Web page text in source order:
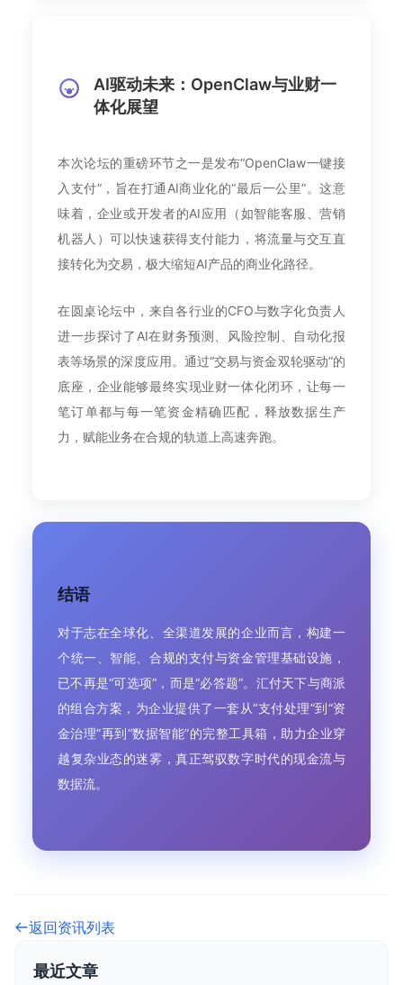
AI驱动未来：OpenClaw与业财一
体化展望
本次论坛的重磅环节之一是发布“OpenClaw一键接
入支付”，旨在打通AI商业化的“最后一公里”。这意
味着，企业或开发者的AI应用（如智能客服、营销
机器人）可以快速获得支付能力，将流量与交互直
接转化为交易，极大缩短AI产品的商业化路径。
在圆桌论坛中，来自各行业的CFO与数字化负责人
进一步探讨了AI在财务预测、风险控制、自动化报
表等场景的深度应用。通过“交易与资金双轮驱动”的
底座，企业能够最终实现业财一体化闭环，让每一
笔订单都与每一笔资金精确匹配，释放数据生产
力，赋能业务在合规的轨道上高速奔跑。
结语
对于志在全球化、全渠道发展的企业而言，构建一
个统一、智能、合规的支付与资金管理基础设施，
已不再是“可选项”，而是“必答题”。汇付天下与商派
的组合方案，为企业提供了一套从“支付处理”到“资
金治理”再到“数据智能”的完整工具箱，助力企业穿
越复杂业态的迷雾，真正驾驭数字时代的现金流与
数据流。
返回资讯列表
最近文章